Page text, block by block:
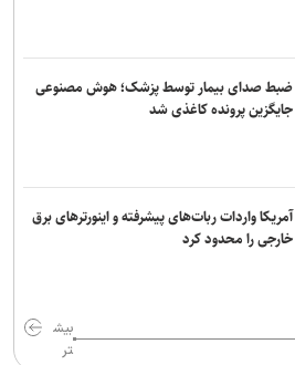
ضبط صدای بیمار توسط پزشک؛ هوش مصنوعی
جایگزین پرونده کاغذی شد
آمریکا واردات ربات‌های پیشرفته و اینورترهای برق
خارجی را محدود کرد
بیش
تر